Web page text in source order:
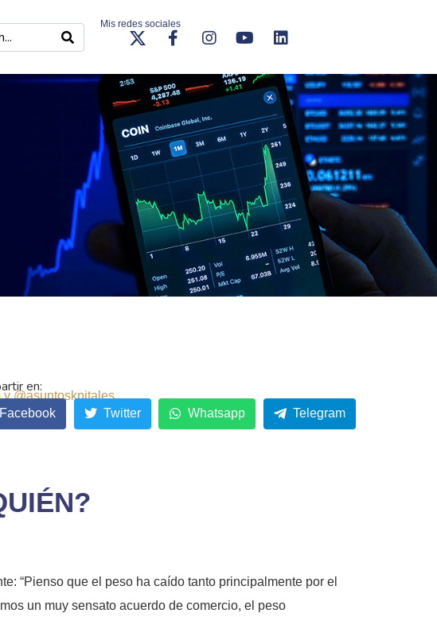
Mis redes sociales
@asuntoskpitales
“Pienso que el peso ha caído tanto principalmente por el
un muy sensato acuerdo de comercio, el peso
Facebook Twitter Whatsapp Telegram